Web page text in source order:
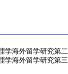
学海外留学研究第二
学海外留学研究第三